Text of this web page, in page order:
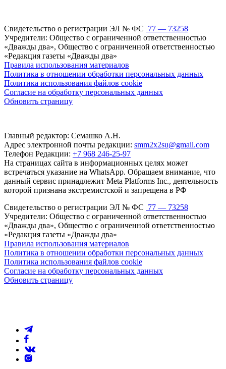
Свидетельство о регистрации ЭЛ № ФС 77 — 73258
Учредители: Общество с ограниченной ответственностью
«Дважды два», Общество с ограниченной ответственностью
«Редакция газеты «Дважды два»
Правила использования материалов
Политика в отношении обработки персональных данных
Политика использования файлов cookie
Согласие на обработку персональных данных
Обновить страницу
Главный редактор: Семашко А.Н.
Адрес электронной почты редакции: smm2x2su@gmail.com
Телефон Редакции: +7 968 246-25-97
На страницах сайта в информационных целях может
встречаться указание на WhatsApp. Обращаем внимание, что
данный сервис принадлежит Meta Platforms Inc., деятельность
которой признана экстремистской и запрещена в РФ
Свидетельство о регистрации ЭЛ № ФС 77 — 73258
Учредители: Общество с ограниченной ответственностью
«Дважды два», Общество с ограниченной ответственностью
«Редакция газеты «Дважды два»
Правила использования материалов
Политика в отношении обработки персональных данных
Политика использования файлов cookie
Согласие на обработку персональных данных
Обновить страницу